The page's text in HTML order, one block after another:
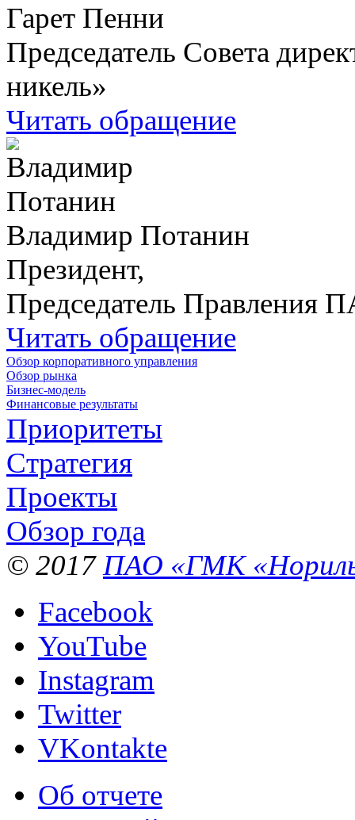
Гарет Пенни
Председатель Совета
никель»
Читать обращение
Владимир Потанин
Президент,
Председатель Правления
Читать обращение
Обзор корпоративного управления
Обзор рынка
Бизнес-модель
Финансовые результаты
Приоритеты
Стратегия
Проекты
Обзор года
© 2017 ПАО «ГМК
Facebook
YouTube
Instagram
Twitter
VKontakte
Об отчете